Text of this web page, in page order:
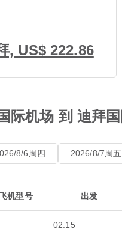
, US$ 222.86
际机场 到 迪拜
8/6周四 2026/8/7周五
机型号 出发
02:15